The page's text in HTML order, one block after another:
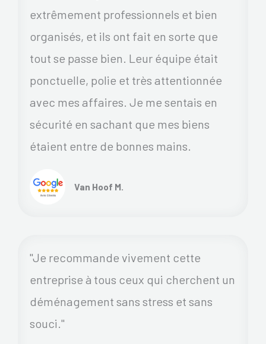
extrêmement professionnels et bien
organisés, et ils ont fait en sorte que
tout se passe bien. Leur équipe était
ponctuelle, polie et très attentionnée
avec mes affaires. Je me sentais en
sécurité en sachant que mes biens
étaient entre de bonnes mains.
Van Hoof M.
"Je recommande vivement cette
entreprise à tous ceux qui cherchent un
déménagement sans stress et sans
souci."